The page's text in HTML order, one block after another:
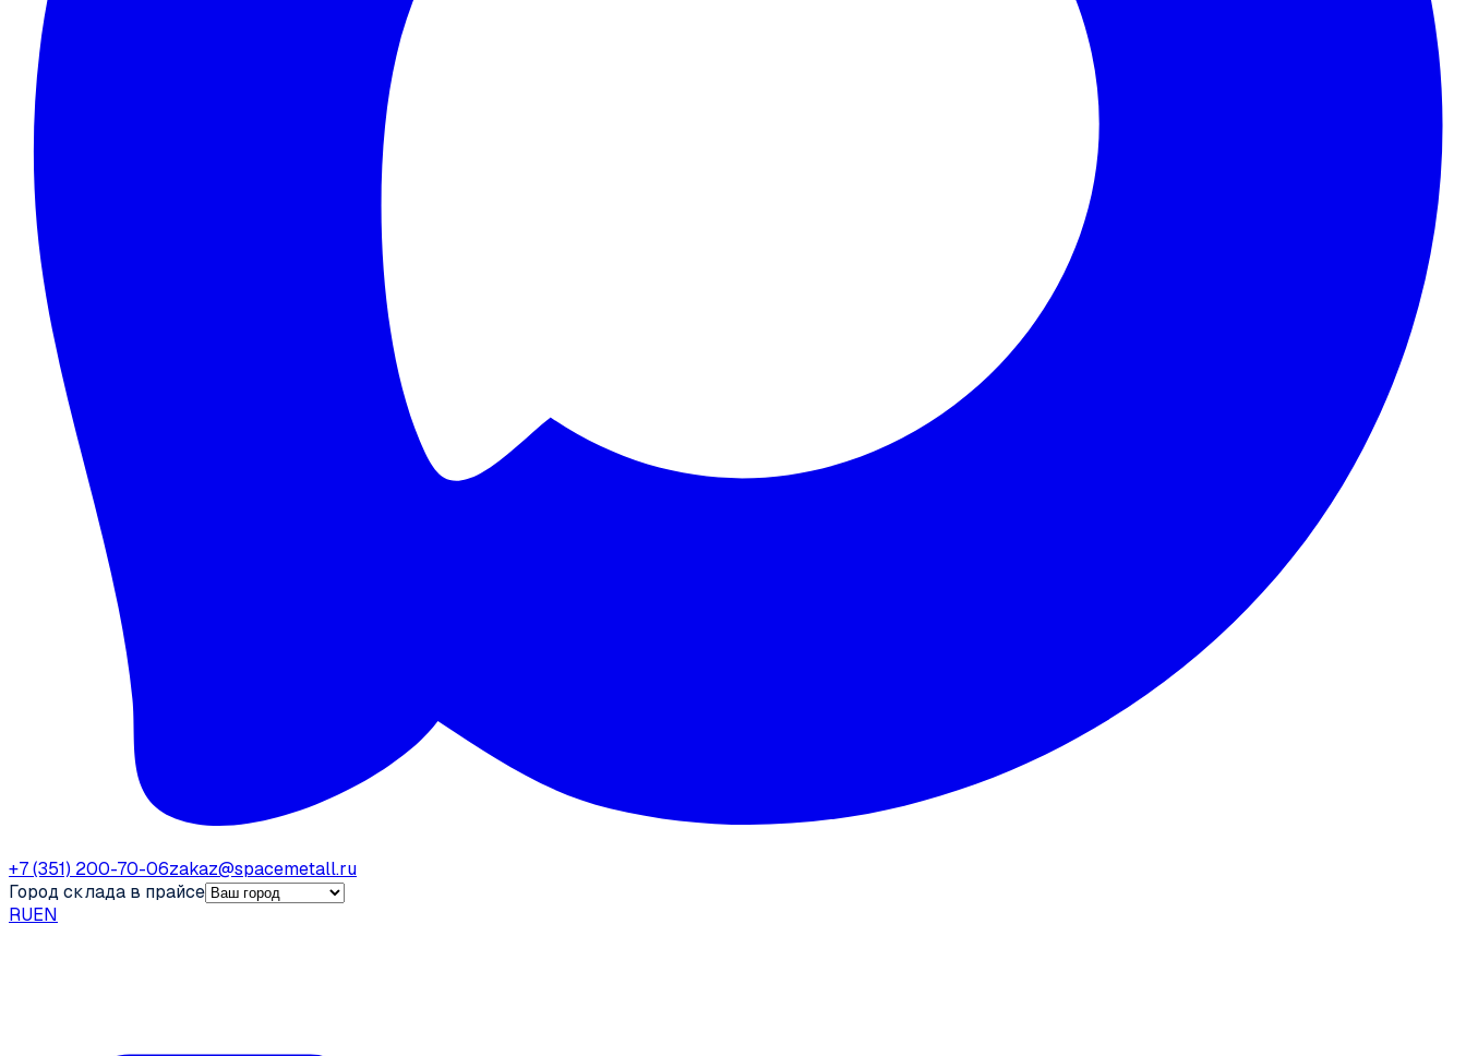
+7 (351) 200-70-06zakaz@spacemetall.ru
Город склада в прайсе
RUEN